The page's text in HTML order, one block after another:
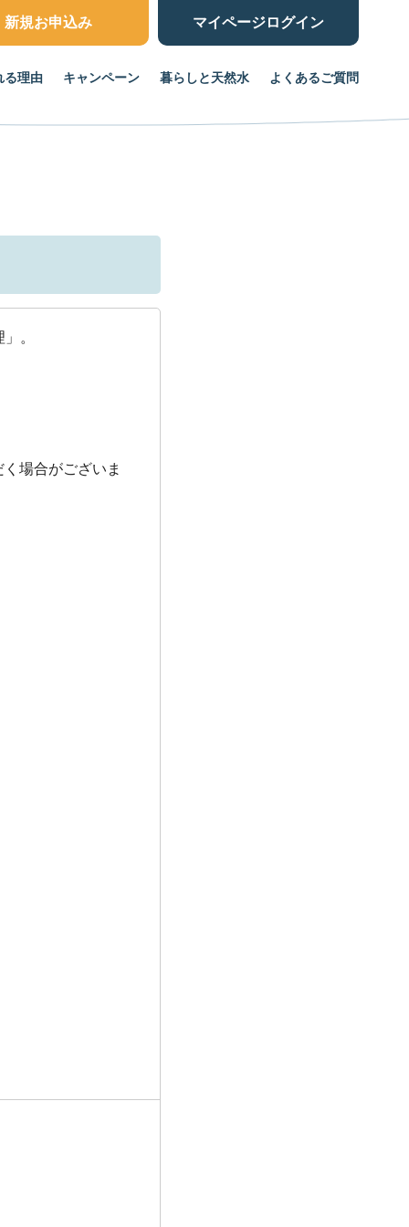
る理由 キャンペーン 暮らしと天然水 よくあるご質問
新規お申込み マイページログイン
。
場合がございま